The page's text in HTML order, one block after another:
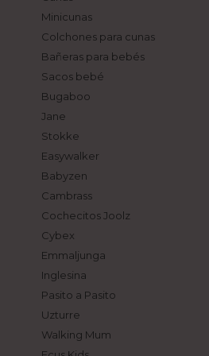
Minicunas
Colchones para cunas
Bañeras para bebés
Sacos bebé
Bugaboo
Jane
Stokke
Easywalker
Babyzen
Cambrass
Cochecitos Joolz
Cybex
Emmaljunga
Inglesina
Pasito a Pasito
Uzturre
Walking Mum